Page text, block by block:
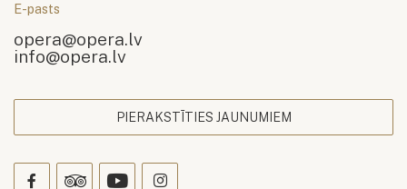
E-pasts
opera@opera.lv
info@opera.lv
PIERAKSTĪTIES JAUNUMIEM